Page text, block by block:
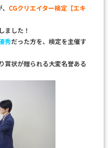
CGクリエイター検定【エキ
ました！
秀だった方を、検定を主催す
賞状が贈られる大変名誉ある